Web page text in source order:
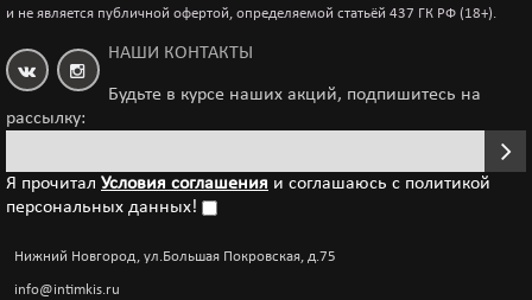
(''MILAN ERO MARATHON EP-CREME'')
1 711р.
и не является публичной офертой, определяемой статьёй 437 ГК РФ (18+).
НАШИ КОНТАКТЫ
Будьте в курсе наших акций, подпишитесь на
рассылку:
Я прочитал Условия соглашения и соглашаюсь с политикой
персональных данных!
Нижний Новгород, ул.Большая Покровская, д.75
info@intimkis.ru